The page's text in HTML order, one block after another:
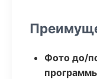
Фото до/